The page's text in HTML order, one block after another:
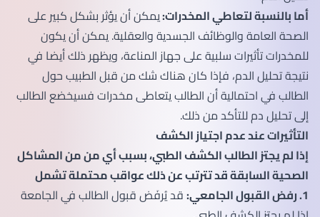
أما بالنسبة لتعاطي المخدرات:يمكن أن يؤثر بشكل كبير على
الصحة العامة والوظائف الجسدية والعقلية. يمكن أن يكون
للمخدرات تأثيرات سلبية على جهاز المناعة، ويظهر ذلك أيضا في
نتيجة تحليل الدم، فإذا كان هناك شك من قبل الطبيب حول
الطالب في احتمالية أن الطالب يتعاطى مخدرات فسيخضع الطالب
إلى تحليل دم للتأكد من ذلك.
التأثيرات عند عدم اجتياز الكشف
إذا لم يجتز الطالب الكشف الطبي، بسبب أي من من المشاكل
الصحية السابقة قد تترتب عن ذلك عواقب محتملة تشمل
1. رفض القبول الجامعي:
قد يُرفَض قبول الطالب في الجامعة